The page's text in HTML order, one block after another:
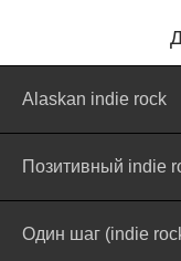
Alaskan indie rock
Позитивный indie
Один шаг (indie